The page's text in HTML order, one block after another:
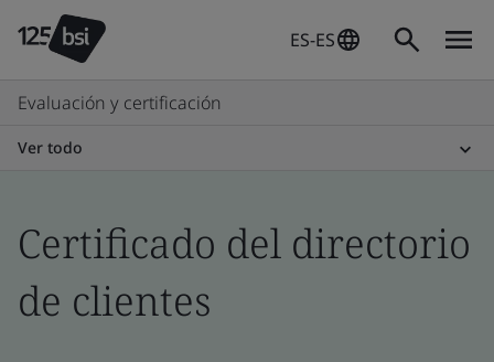
ES-ES
Evaluación y certificación
Ver todo
Certificado del directorio
de clientes